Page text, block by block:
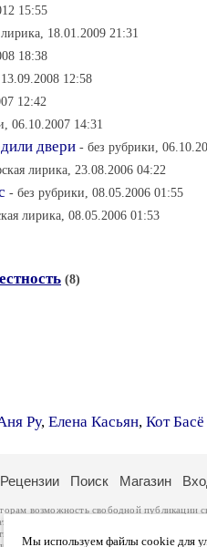
15:55
18.01.2009 21:31
18:38
12:58
12:42
06.10.2007 14:31
двери - без рубрики,
лирика, 23.08.2006 04:22
- без рубрики, 08.05.2006 01:55
лирика, 08.05.2006 01:53
(8)
Ру, Елена Касьян, Кот
Мы используем файлы cookie для
Рецензии Поиск Магазин
возможность свободной публикации
авторам и охраняются
.
произведений авторы несут